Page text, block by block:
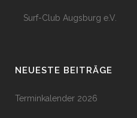
Surf-Club Augsburg e.V.
NEUESTE BEITRÄGE
Terminkalender 2026